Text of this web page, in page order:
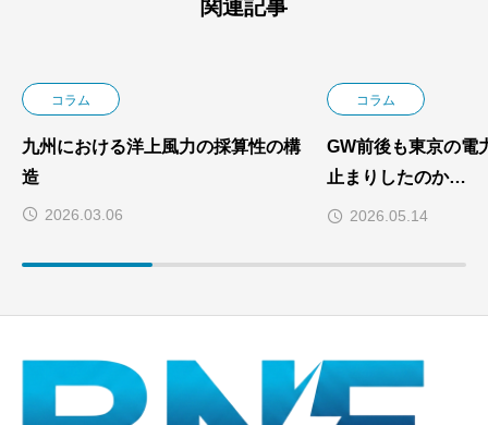
関連記事
コラム
九州における洋上風力の採算性の構
造
2026.03.06
コラム
GW前後も東京の電
止まりしたのか
― スポット価格・
2026.05.14